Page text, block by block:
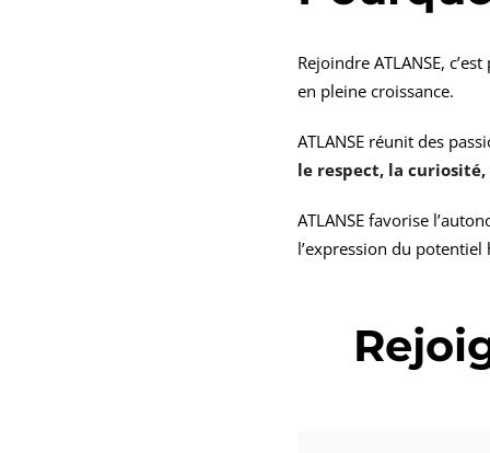
Rejoindre ATLANSE,
en pleine croissance.
ATLANSE réunit des
le respect, la curiosité,
ATLANSE favorise
l’expression du potentiel